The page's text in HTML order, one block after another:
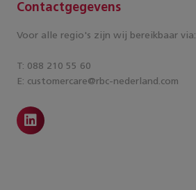
Contactgegevens
Voor alle regio's zijn wij bereikbaar via:
T: 088 210 55 60
E: customercare@rbc-nederland.com